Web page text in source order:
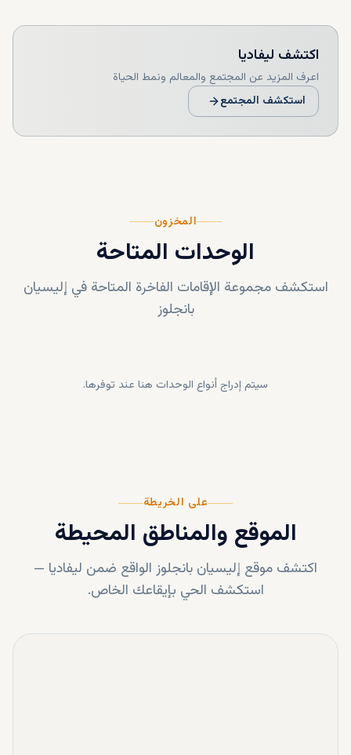
اكتشف ليفاديا
اعرف المزيد عن المجتمع والمعالم ونمط الحياة
استكشف المجتمع
المخزون
الوحدات المتاحة
استكشف مجموعة الإقامات الفاخرة المتاحة في إليسيان
بانجلوز
سيتم إدراج أنواع الوحدات هنا عند توفرها.
على الخريطة
الموقع والمناطق المحيطة
اكتشف موقع إليسيان بانجلوز الواقع ضمن ليفاديا —
استكشف الحي بإيقاعك الخاص.